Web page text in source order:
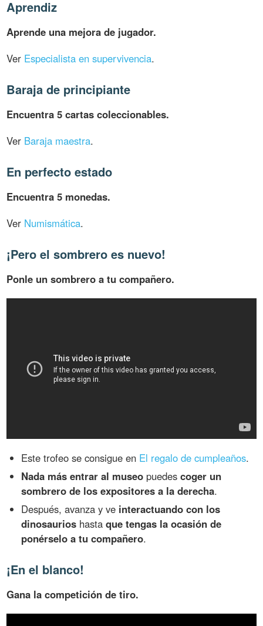
Aprendiz
Aprende una mejora de jugador.
Ver Especialista en supervivencia.
Baraja de principiante
Encuentra 5 cartas coleccionables.
Ver Baraja maestra.
En perfecto estado
Encuentra 5 monedas.
Ver Numismática.
¡Pero el sombrero es nuevo!
Ponle un sombrero a tu compañero.
Este trofeo se consigue en El regalo de cumpleaños.
Nada más entrar al museo puedescoger un
sombrero de los expositores a la derecha.
Después, avanza y ve interactuando con los
dinosaurios hastaque tengas la ocasión de
ponérselo a tu compañero.
¡En el blanco!
Gana la competición de tiro.